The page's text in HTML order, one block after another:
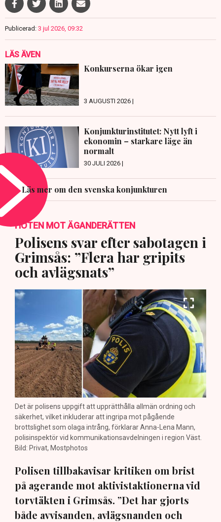
Publicerad: 3 jul 2026, 09:32
LÄS ÄVEN
Konkurserna ökar igen
3 AUGUSTI 2026 |
Konjunkturinstitutet: Nytt lyft i
ekonomin – starkare läge än
normalt
30 JULI 2026 |
Läs mer om den svenska konjunkturen
HOTEN MOT ÄGANDERÄTTEN
Polisens svar efter sabotagen i
Grimsås: ”Flera har gripits
och avlägsnats”
Det är polisens uppgift att upprätthålla allmän ordning och
säkerhet, vilket inkluderar att ingripa mot pågående
brottslighet som olaga intrång, förklarar Anna-Lena Mann,
polisinspektör vid kommunikationsavdelningen i region Väst.
Bild: Privat, Mostphotos
Polisen tillbakavisar kritiken om brist
på agerande mot aktivistaktionerna vid
torvtäkten i Grimsås. ”Det har gjorts
både avvisanden, avlägsnanden och